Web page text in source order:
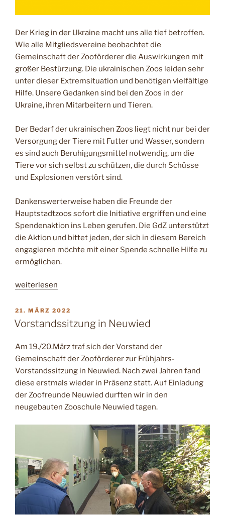
Der Krieg in der Ukraine macht uns alle tief betroffen.
Wie alle Mitgliedsvereine beobachtet die
Gemeinschaft der Zooförderer die Auswirkungen mit
großer Bestürzung. Die ukrainischen Zoos leiden sehr
unter dieser Extremsituation und benötigen vielfältige
Hilfe. Unsere Gedanken sind bei den Zoos in der
Ukraine, ihren Mitarbeitern und Tieren.
Der Bedarf der ukrainischen Zoos liegt nicht nur bei der
Versorgung der Tiere mit Futter und Wasser, sondern
es sind auch Beruhigungsmittel notwendig, um die
Tiere vor sich selbst zu schützen, die durch Schüsse
und Explosionen verstört sind.
Dankenswerterweise haben die Freunde der
Hauptstadtzoos sofort die Initiative ergriffen und eine
Spendenaktion ins Leben gerufen. Die GdZ unterstützt
die Aktion und bittet jeden, der sich in diesem Bereich
engagieren möchte mit einer Spende schnelle Hilfe zu
ermöglichen.
„Gemeinschaft
Zooförderer
unterstützt
Hilfsaktion
der
Freunde
Hauptstadtzoos
für
die
weiterlesen
VERÖFFENTLICHT
AM
21. MÄRZ 2022
Vorstandssitzung in Neuwied
Am 19./20.März traf sich der Vorstand der
Gemeinschaft der Zooförderer zur Frühjahrs-
Vorstandssitzung in Neuwied. Nach zwei Jahren fand
diese erstmals wieder in Präsenz statt. Auf Einladung
der Zoofreunde Neuwied durften wir in den
neugebauten Zooschule Neuwied tagen.